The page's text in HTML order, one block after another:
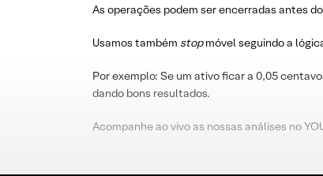
As operações podem ser encerradas antes
Usamos também stopmóvel seguindo a
Por exemplo: Se um ativo ficar a 0,05
dando bons resultados.
Acompanhe ao vivo as nossas análises no